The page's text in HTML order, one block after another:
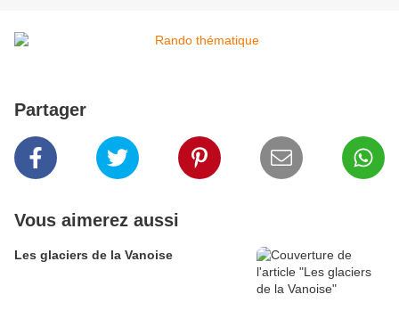
Partager
Vous aimerez aussi
Les glaciers de la Vanoise